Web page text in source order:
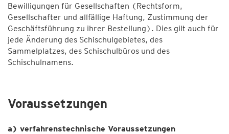
Bewilligungen für Gesellschaften (Rechtsform,
Gesellschafter und allfällige Haftung, Zustimmung der
Geschäftsführung zu ihrer Bestellung). Dies gilt auch für
jede Änderung des Schischulgebietes, des
Sammelplatzes, des Schischulbüros und des
Schischulnamens.
Voraussetzungen
a) verfahrenstechnische Voraussetzungen